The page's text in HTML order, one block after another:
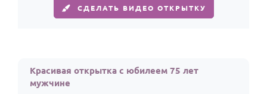
СДЕЛАТЬ ВИДЕО ОТКРЫТКУ
Красивая открытка с юбилеем 75 лет
мужчине